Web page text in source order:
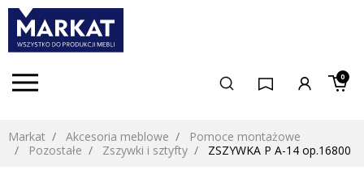
0
Markat Akcesoria meblowe
Pomoce montażowe
Pozostałe
Zszywki i sztyfty ZSZYWKA P A-14 op.16800